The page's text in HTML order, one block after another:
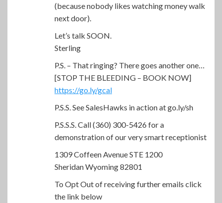
(because nobody likes watching money walk
next door).
Let’s talk SOON.
Sterling
P.S. – That ringing? There goes another one…
[STOP THE BLEEDING – BOOK NOW]
https://go.ly/gcal
P.S.S. See SalesHawks in action at go.ly/sh
P.S.S.S. Call (360) 300-5426 for a
demonstration of our very smart receptionist
1309 Coffeen Avenue STE 1200
Sheridan Wyoming 82801
To Opt Out of receiving further emails click
the link below